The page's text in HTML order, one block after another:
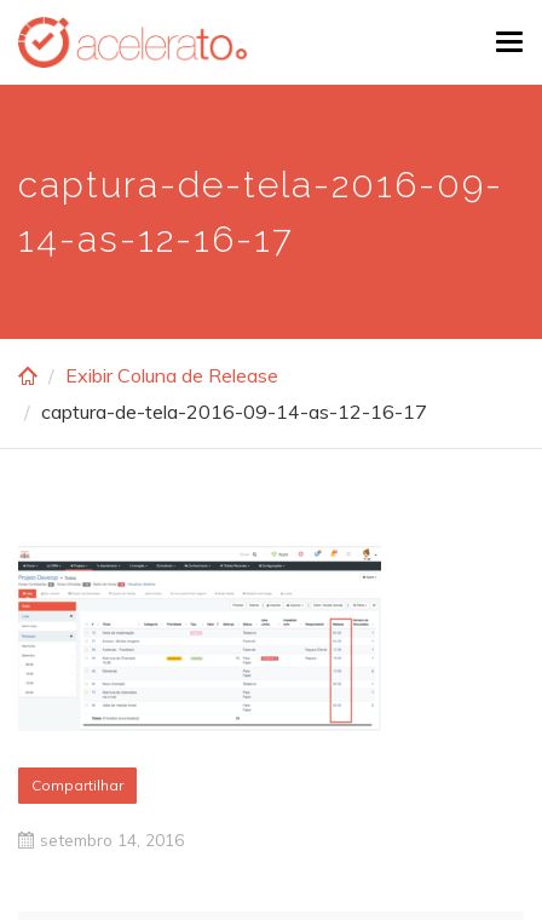
Skip
main
captura-de-tela-2016-09-
14-as-12-16-17
Exibir Coluna de Release
captura-de-tela-2016-09-14-as-12-16-17
Compartilhar
setembro 14, 2016